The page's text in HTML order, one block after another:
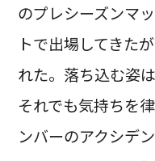
のプレシーズンマ
トで出場してきた
れた。落ち込む姿
それでも気持ちを
ンバーのアクシデ